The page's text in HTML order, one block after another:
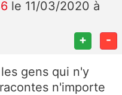
le 11/03/2020 à
+ -
gens qui n'y
n'importe